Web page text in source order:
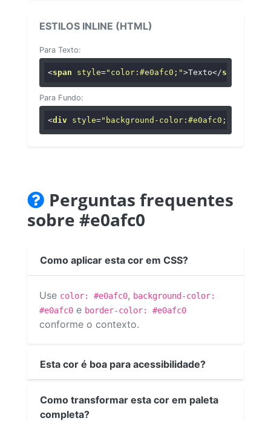
ESTILOS INLINE (HTML)
Para Texto:
<span style="color:#e0afc0;">Texto</span
Para Fundo:
<div style="background-color:#e0afc0;"
Perguntas frequentes
sobre #e0afc0
Como aplicar esta cor em CSS?
Use color: #e0afc0, background-color:
#e0afc0 e border-color: #e0afc0
conforme o contexto.
Esta cor é boa para acessibilidade?
Como transformar esta cor em paleta
completa?